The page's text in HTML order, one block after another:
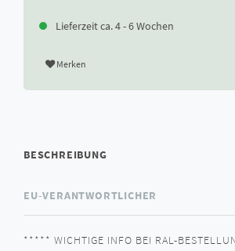
Lieferzeit ca. 4 - 6 Wochen
Merken
BESCHREIBUNG
EU-VERANTWORTLICHER
***** WICHTIGE INFO BEI RAL-